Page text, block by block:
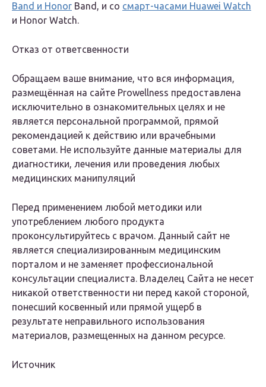
Band и Honor Band, и со смарт-часами Huawei Watch
и Honor Watch.
Отказ от ответсвенности
Обращаем ваше внимание, что вся информация,
размещённая на сайте Prowellness предоставлена
исключительно в ознакомительных целях и не
является персональной программой, прямой
рекомендацией к действию или врачебными
советами. Не используйте данные материалы для
диагностики, лечения или проведения любых
медицинских манипуляций
Перед применением любой методики или
употреблением любого продукта
проконсультируйтесь с врачом. Данный сайт не
является специализированным медицинским
порталом и не заменяет профессиональной
консультации специалиста. Владелец Сайта не несет
никакой ответственности ни перед какой стороной,
понесший косвенный или прямой ущерб в
результате неправильного использования
материалов, размещенных на данном ресурсе.
Источник